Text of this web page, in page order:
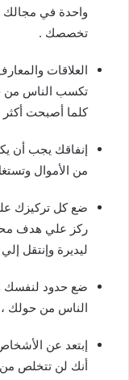
واحدة في مجالك
تخصصك .
العلاقات
تكسب الناس من
كلما أصبحت أكثر
إنفاقك يجب أن
من الأموال
ضع كل تركيزك
ركز علي هدف
ليديرة وإنتقل
ضع حدود لنفسك
الناس من حولك
إبتعد عن
أنك لن تتخلص